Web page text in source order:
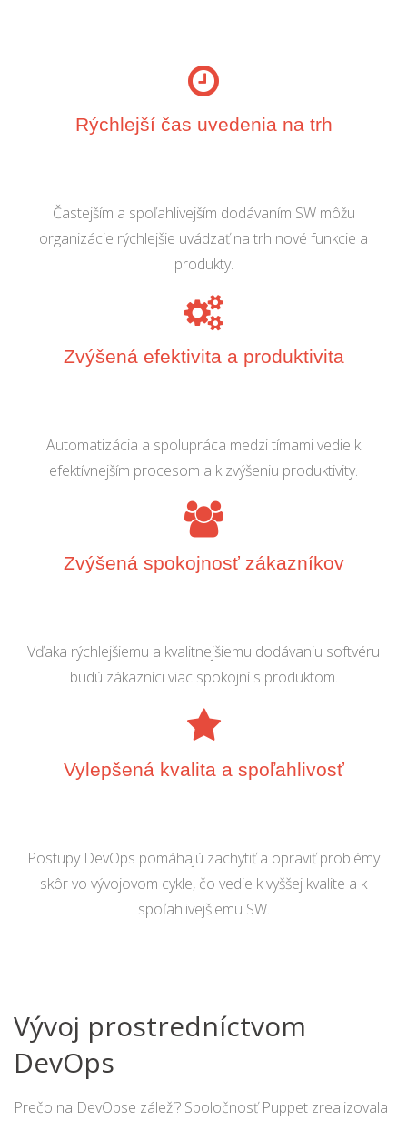
Rýchlejší čas uvedenia na trh
Častejším a spoľahlivejším dodávaním SW môžu
organizácie rýchlejšie uvádzať na trh nové funkcie a
produkty.
Zvýšená efektivita a produktivita
Automatizácia a spolupráca medzi tímami vedie k
efektívnejším procesom a k zvýšeniu produktivity.
Zvýšená spokojnosť zákazníkov
Vďaka rýchlejšiemu a kvalitnejšiemu dodávaniu softvéru
budú zákazníci viac spokojní s produktom.
Vylepšená kvalita a spoľahlivosť
Postupy DevOps pomáhajú zachytiť a opraviť problémy
skôr vo vývojovom cykle, čo vedie k vyššej kvalite a k
spoľahlivejšiemu SW.
Vývoj prostredníctvom
DevOps
Prečo na DevOpse záleží? Spoločnosť Puppet zrealizovala